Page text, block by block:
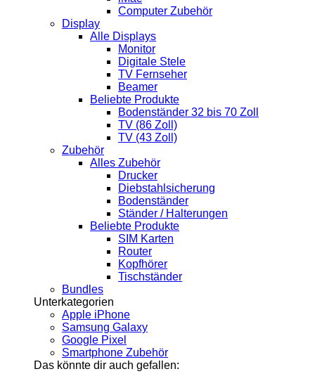
Computer Zubehör
Display
Alle Displays
Monitor
Digitale Stele
TV Fernseher
Beamer
Beliebte Produkte
Bodenständer 32 bis 70 Zoll
TV (86 Zoll)
TV (43 Zoll)
Zubehör
Alles Zubehör
Drucker
Diebstahlsicherung
Bodenständer
Ständer / Halterungen
Beliebte Produkte
SIM Karten
Router
Kopfhörer
Tischständer
Bundles
Unterkategorien
Apple iPhone
Samsung Galaxy
Google Pixel
Smartphone Zubehör
Das könnte dir auch gefallen: